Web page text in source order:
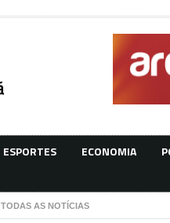
ESPORTES ECONOMIA
TODAS AS NOTÍCIAS